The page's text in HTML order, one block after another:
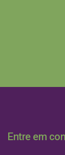
Entre em